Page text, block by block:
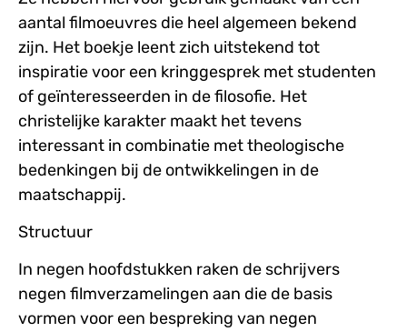
aantal filmoeuvres die heel algemeen bekend
zijn. Het boekje leent zich uitstekend tot
inspiratie voor een kringgesprek met studenten
of geïnteresseerden in de filosofie. Het
christelijke karakter maakt het tevens
interessant in combinatie met theologische
bedenkingen bij de ontwikkelingen in de
maatschappij.
Structuur
In negen hoofdstukken raken de schrijvers
negen filmverzamelingen aan die de basis
vormen voor een bespreking van negen